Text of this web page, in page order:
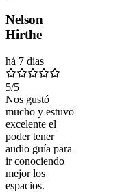
Nelson
Hirthe
há 7 dias
5/5
Nos gustó
mucho y estuvo
excelente el
poder tener
audio guía para
ir conociendo
mejor los
espacios.